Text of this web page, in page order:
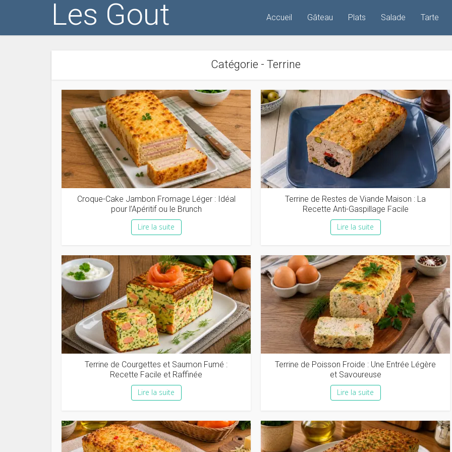
Les Gout Accueil Gâteau Plats Salade Tarte
Catégorie - Terrine
Croque-Cake Jambon Fromage Léger : Idéal
pour l’Apéritif ou le Brunch
Lire la suite
Terrine de Restes de Viande Maison : La
Recette Anti-Gaspillage Facile
Lire la suite
Terrine de Courgettes et Saumon Fumé :
Recette Facile et Raffinée
Lire la suite
Terrine de Poisson Froide : Une Entrée Légère
et Savoureuse
Lire la suite